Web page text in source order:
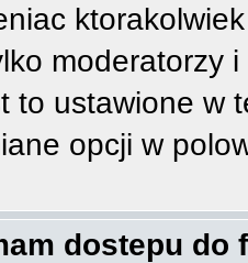
moderatorzy
to ustawione w
opcji w
dostepu do